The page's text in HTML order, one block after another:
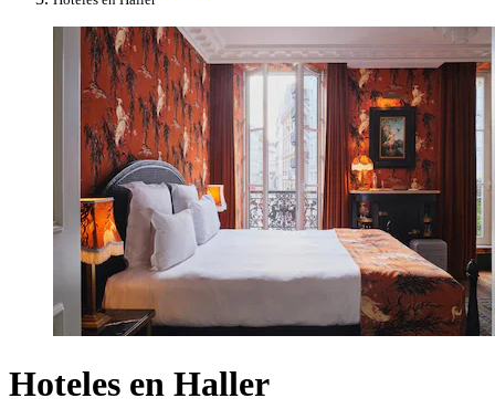
Hoteles en Haller